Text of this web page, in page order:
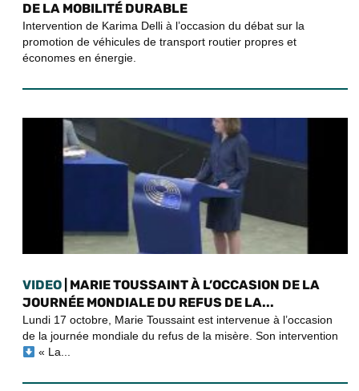
DE LA MOBILITÉ DURABLE
Intervention de Karima Delli à l’occasion du débat sur la
promotion de véhicules de transport routier propres et
économes en énergie.
VIDEO | MARIE TOUSSAINT À L’OCCASION DE LA
JOURNÉE MONDIALE DU REFUS DE LA...
Lundi 17 octobre, Marie Toussaint est intervenue à l’occasion
de la journée mondiale du refus de la misère. Son intervention
« La...